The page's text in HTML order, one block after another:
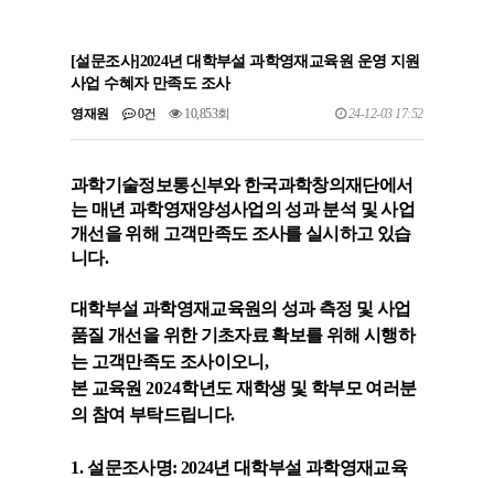
[설문조사]2024년 대학부설 과학영재교육원 운영 지원
사업 수혜자 만족도 조사
영재원 0건 10,853회 24-12-03 17:52
과학기술정보통신부와 한국과학창의재단에서
는 매년 과학영재양성사업의 성과 분석 및 사업
개선을 위해 고객만족도 조사를 실시하고 있습
니다.
대학부설 과학영재교육원의 성과 측정 및 사업
품질 개선을 위한 기초자료 확보를 위해 시행하
는 고객만족도 조사이오니 ,
본 교육원 2024학년도 재학생 및 학부모 여러분
의 참여 부탁드립니다.
1.설문조사명: 2024년 대학부설 과학영재교육